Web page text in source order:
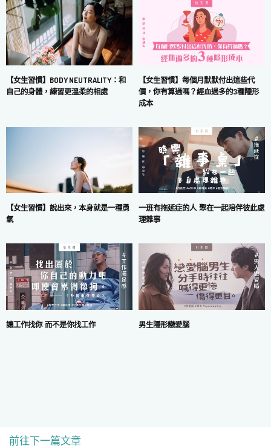
【女生習慣】BODY NEUTRALITY：和
自己的身體，練習更溫柔的相處
【女生習慣】每個月默默付出這些代
價，你有算過嗎？經血過多的3種隱形
成本
【女生習慣】說出來，本身就是一種勇
氣
一班有拖延症的人 聚在一起陪伴彼此處
理雜事
讓工作找你 而不是你找工作 男生隱形戀愛腦
前往下一篇文章COPYRIGHT © 2024 MARS DIGITAL LIMITED.